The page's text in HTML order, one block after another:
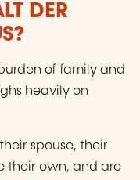
DER
of family and
heavily on
spouse, their
their own, and are